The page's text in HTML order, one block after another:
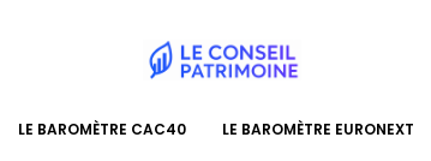
LE BAROMÈTRE CAC40 LE BAROMÈTRE EURONEXT